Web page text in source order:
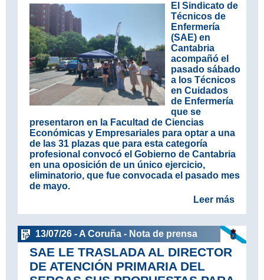
El Sindicato de
Técnicos de
Enfermería
(SAE) en
Cantabria
acompañó el
pasado sábado
a los Técnicos
en Cuidados
de Enfermería
que se
presentaron en la Facultad de Ciencias
Económicas y Empresariales para optar a una
de las 31 plazas que para esta categoría
profesional convocó el Gobierno de Cantabria
en una oposición de un único ejercicio,
eliminatorio, que fue convocada el pasado mes
de mayo.
Leer más
13/07/26 - A Coruña - Nota de prensa
SAE LE TRASLADA AL DIRECTOR
DE ATENCIÓN PRIMARIA DEL